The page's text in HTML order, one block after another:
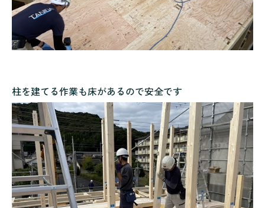
柱を建てる作業も床があるので安全です